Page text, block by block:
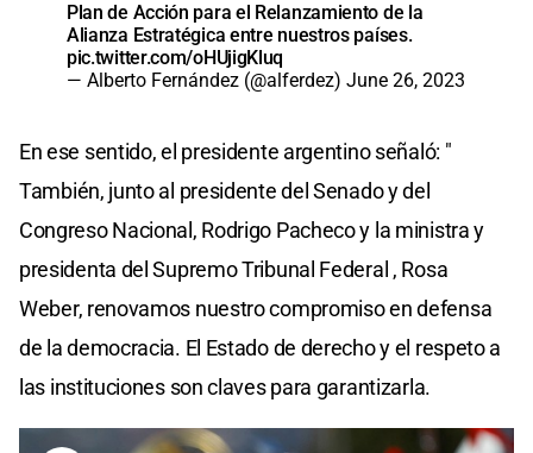
Plan de Acción para el Relanzamiento de la
Alianza Estratégica entre nuestros países.
pic.twitter.com/oHUjigKluq
— Alberto Fernández (@alferdez) June 26, 2023
En ese sentido, el presidente argentino señaló: "
También, junto al presidente del Senado y del
Congreso Nacional, Rodrigo Pacheco y la ministra y
presidenta del Supremo Tribunal Federal , Rosa
Weber, renovamos nuestro compromiso en defensa
de la democracia. El Estado de derecho y el respeto a
las instituciones son claves para garantizarla.